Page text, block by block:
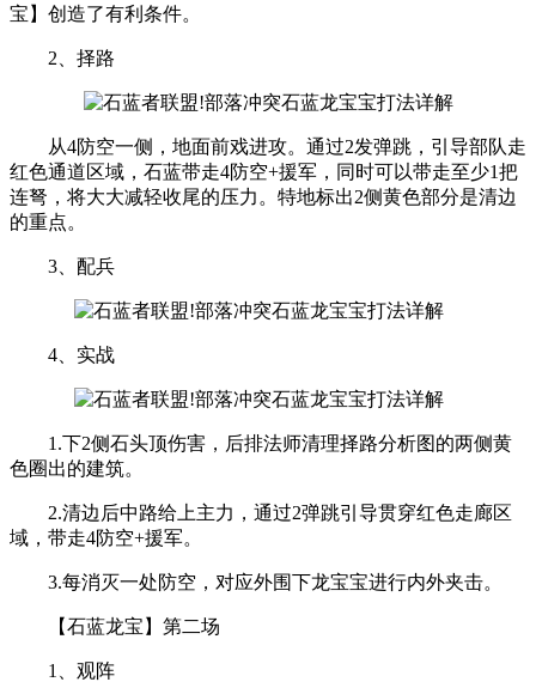
宝】创造了有利条件。
2、择路
从4防空一侧，地面前戏进攻。通过2发弹跳，引导部队走
红色通道区域，石蓝带走4防空+援军，同时可以带走至少1把
连弩，将大大减轻收尾的压力。特地标出2侧黄色部分是清边
的重点。
3、配兵
4、实战
1.下2侧石头顶伤害，后排法师清理择路分析图的两侧黄
色圈出的建筑。
2.清边后中路给上主力，通过2弹跳引导贯穿红色走廊区
域，带走4防空+援军。
3.每消灭一处防空，对应外围下龙宝宝进行内外夹击。
【石蓝龙宝】第二场
1、观阵